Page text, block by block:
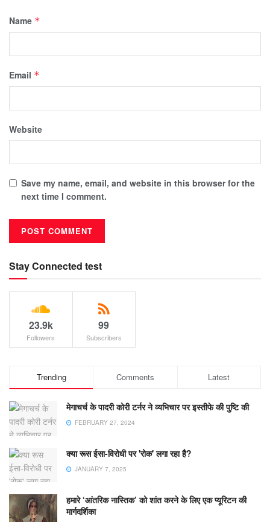
Name *
Email *
Website
Save my name, email, and website in this browser for the
next time I comment.
Stay Connected test
23.9k
Followers
99
Subscribers
Trending Comments Latest
मेगाचर्च के पादरी कोरी टर्नर ने व्यभिचार पर इस्तीफे की पुष्टि की
FEBRUARY 27, 2024
क्या रूस ईसा-विरोधी पर 'रोक' लगा रहा है?
JANUARY 7, 2025
हमारे ‘आंतरिक नास्तिक’ को शांत करने के लिए एक प्यूरिटन की
मार्गदर्शिका